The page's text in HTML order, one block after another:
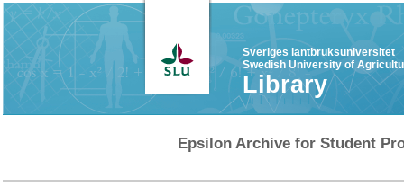
Sveriges lantbruksuniversitet
Swedish University of
Library
Epsilon Archive for Student